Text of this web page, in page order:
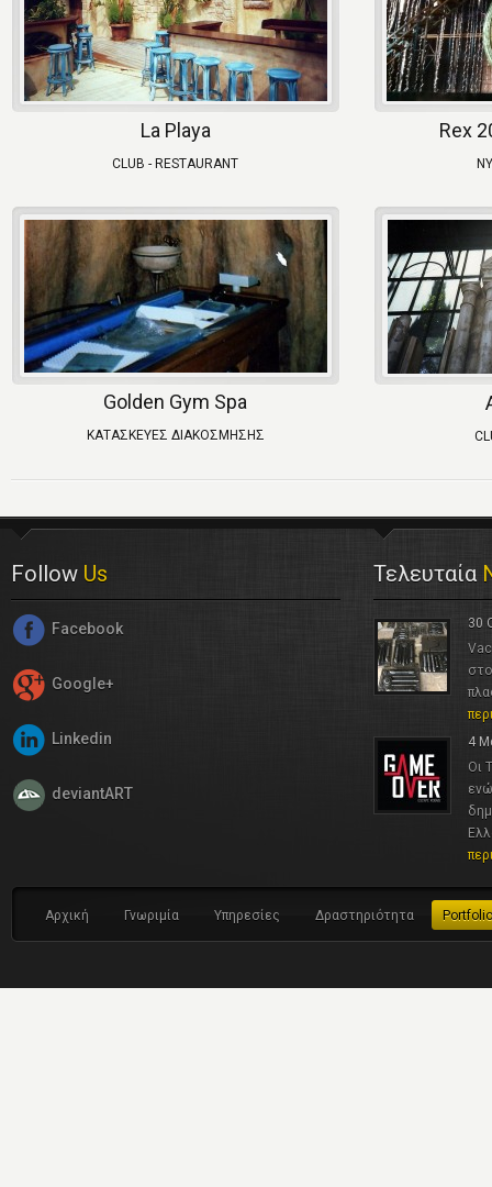
La Playa
CLUB - RESTAURANT
Rex
Golden Gym Spa
ΚΑΤΑΣΚΕΥΕΣ ΔΙΑΚΟΣΜΗΣΗΣ
Follow Us
Facebook
Google+
Linkedin
deviantART
Τελευταία
30
4
Οι
Αρχική Γνωριμία Υπηρεσίες Δραστηριότητα Portfolio